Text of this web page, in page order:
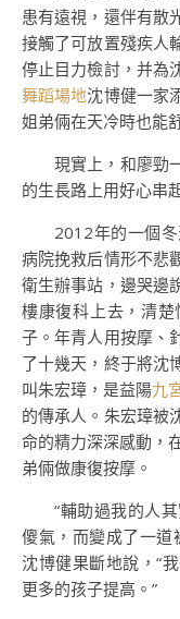
患有遠視，還伴有散
接觸了可放置殘疾人
停止目力檢討，并為
舞蹈場地沈博健一家
姐弟倆在天冷時也能
現實上，和廖勁
的生長路上用好心串
2012年的一個
病院挽救后情形不悲
衛生辦事站，邊哭邊
樓康復科上去，清
子。年青人用按摩、
了十幾天，終于將沈
叫朱宏璋，是益陽九
的傳承人。朱宏璋被
命的精力深深感動，
弟倆做康復按摩。
“輔助過我的人
傻氣，而變成了一道
沈博健果斷地說，“
更多的孩子提高。”